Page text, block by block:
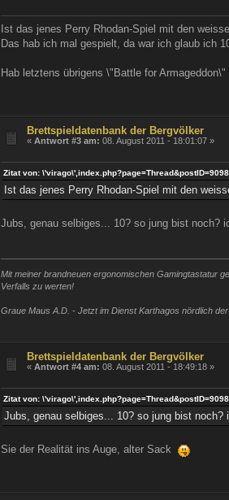
Ist das jenes Perry Rhodan-Spiel mit den
Das hab ich mal gespielt, da war ich glaub ich
Hab letztens übrigens \"Battle for Armageddon\"
Brettspieldatenbank der Bergvölker
«Antwort #3 am: 08. August 2011 - 18:01:07 »
Zitat von:
Ist das jenes Perry Rhodan-Spiel mit den
Jubs, genau selbiges... 10? so jung bist noch?
Mit meiner brandneuen ergonomischen Gamingtastatur
Verfalls zu werten!
Graue Maus A.D. - Jetzt im Dienst Karthagos nördlich
Brettspieldatenbank der Bergvölker
«Antwort #4 am: 08. August 2011 - 18:49:18 »
Zitat von:
Jubs, genau selbiges... 10? so jung bist noch?
Sie der Realität ins Auge, alter Sack